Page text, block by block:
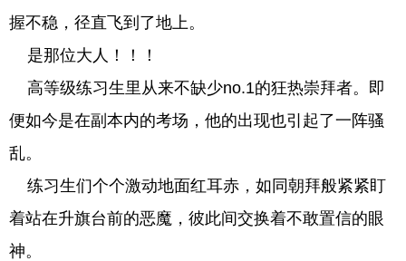
握不稳，径直飞到了地上。
是那位大人！！！
高等级练习生里从来不缺少no.1的狂热崇拜者。即
便如今是在副本内的考场，他的出现也引起了一阵骚
乱。
练习生们个个激动地面红耳赤，如同朝拜般紧紧盯
着站在升旗台前的恶魔，彼此间交换着不敢置信的眼
神。